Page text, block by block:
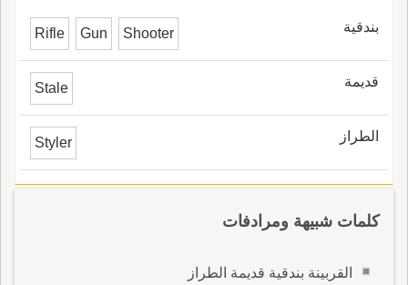
بندقية Rifle Gun Shooter
قديمة Stale
الطراز Styler
كلمات شبيهة ومرادفات
القربينة بندقية قديمة الطراز